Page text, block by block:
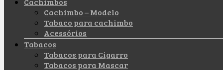
Cachimbo – Modelo
Tabaco para cachimbo
Acessórios
Tabacos
Tabacos para Cigarro
Tabacos para Mascar